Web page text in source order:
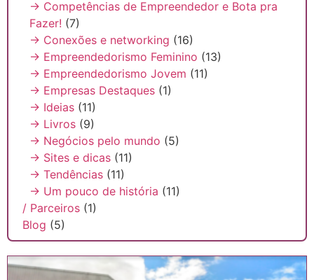
→ Competências de Empreendedor e Bota pra
Fazer! (7)
→ Conexões e networking (16)
→ Empreendedorismo Feminino (13)
→ Empreendedorismo Jovem (11)
→ Empresas Destaques (1)
→ Ideias (11)
→ Livros (9)
→ Negócios pelo mundo (5)
→ Sites e dicas (11)
→ Tendências (11)
→ Um pouco de história (11)
/ Parceiros (1)
Blog (5)